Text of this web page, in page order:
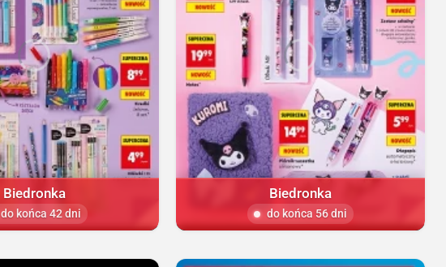
Biedronka
do końca 42 dni
Biedronka
do końca 56 dni